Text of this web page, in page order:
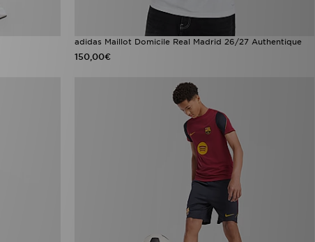
adidas Maillot Domicile Real Madrid 26/27 Authentique
150,00€